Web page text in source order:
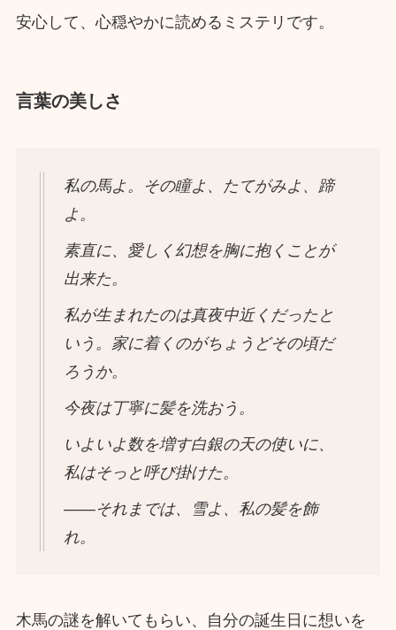
安心して、心穏やかに読めるミステリです。
言葉の美しさ
私の馬よ。その瞳よ、たてがみよ、蹄
よ。
素直に、愛しく幻想を胸に抱くことが
出来た。
私が生まれたのは真夜中近くだったと
いう。家に着くのがちょうどその頃だ
ろうか。
今夜は丁寧に髪を洗おう。
いよいよ数を増す白銀の天の使いに、
私はそっと呼び掛けた。
――それまでは、雪よ、私の髪を飾
れ。
木馬の謎を解いてもらい、自分の誕生日に想いを